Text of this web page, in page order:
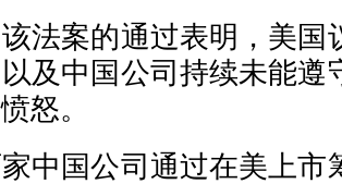
法案的通过表明，美国
及中国公司持续未能遵
怒。
中国公司通过在美上市